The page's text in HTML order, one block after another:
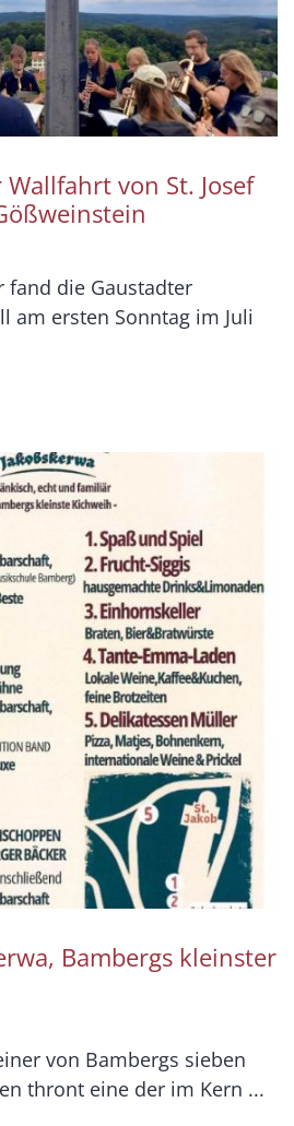
von St. Josef
fand die Gaustadter
am ersten Sonntag im Juli
Bambergs kleinster
von Bambergs sieben
thront eine der im Kern ...